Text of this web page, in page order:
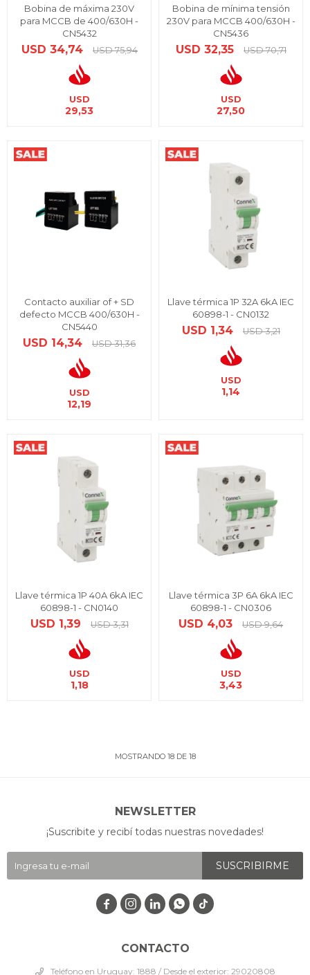
Bobina de máxima 230V
para MCCB de 400/630H -
CN5432
USD 34,74 USD 75,94
USD
29,53
Bobina de mínima tensión
230V para MCCB 400/630H -
CN5436
USD 32,35 USD 70,71
USD
27,50
Contacto auxiliar of + SD
defecto MCCB 400/630H -
CN5440
USD 14,34 USD 31,36
USD
12,19
Llave térmica 1P 32A 6kA IEC
60898-1 - CN0132
USD 1,34 USD 3,21
USD
1,14
Llave térmica 1P 40A 6kA IEC
60898-1 - CN0140
USD 1,39 USD 3,31
USD
1,18
Llave térmica 3P 6A 6kA IEC
60898-1 - CN0306
USD 4,03 USD 9,64
USD
3,43
MOSTRANDO 18DE 18
CONTACTO
Teléfono en Uruguay: 1888 / Desde el exterior: 29020808
NEWSLETTER
¡Suscribite y recibí todas nuestras novedades!
SUSCRIBIRME
   